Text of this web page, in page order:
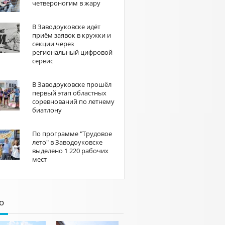
четвероногим в жару
В Заводоуковске идёт
приём заявок в кружки и
секции через
региональный цифровой
сервис
В Заводоуковске прошёл
первый этап областных
соревнований по летнему
биатлону
По программе "Трудовое
лето" в Заводоуковске
выделено 1 220 рабочих
мест